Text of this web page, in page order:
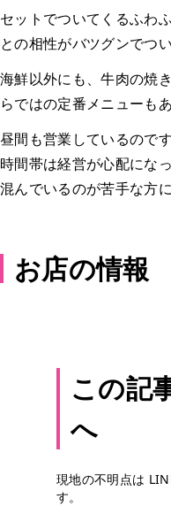
セットでついてくるふわ
との相性がバツグンでつ
海鮮以外にも、牛肉の焼
らではの定番メニューも
昼間も営業しているので
時間帯は経営が心配にな
混んでいるのが苦手な方
お店の情報
この記
へ
現地の不明点は
す。